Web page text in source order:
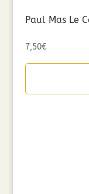
Paul Mas Le
7,50€